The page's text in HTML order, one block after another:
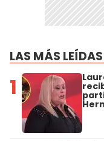
LAS MÁS LEÍDAS
1